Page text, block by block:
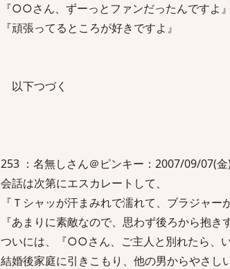
『○○さん、ずーっとファンだったんです
『頑張ってるところが好きですよ』
以下つづく
253 ：名無しさん＠ピンキー：2007/09/07(
会話は次第にエスカレートして、
『Ｔシャッが汗まみれで濡れて、ブラジャー
『あまりに素敵なので、思わず後ろから抱き
ついには、『○○さん、ご主人と別れたら、
結婚後家庭に引きこもり、他の男からやさし